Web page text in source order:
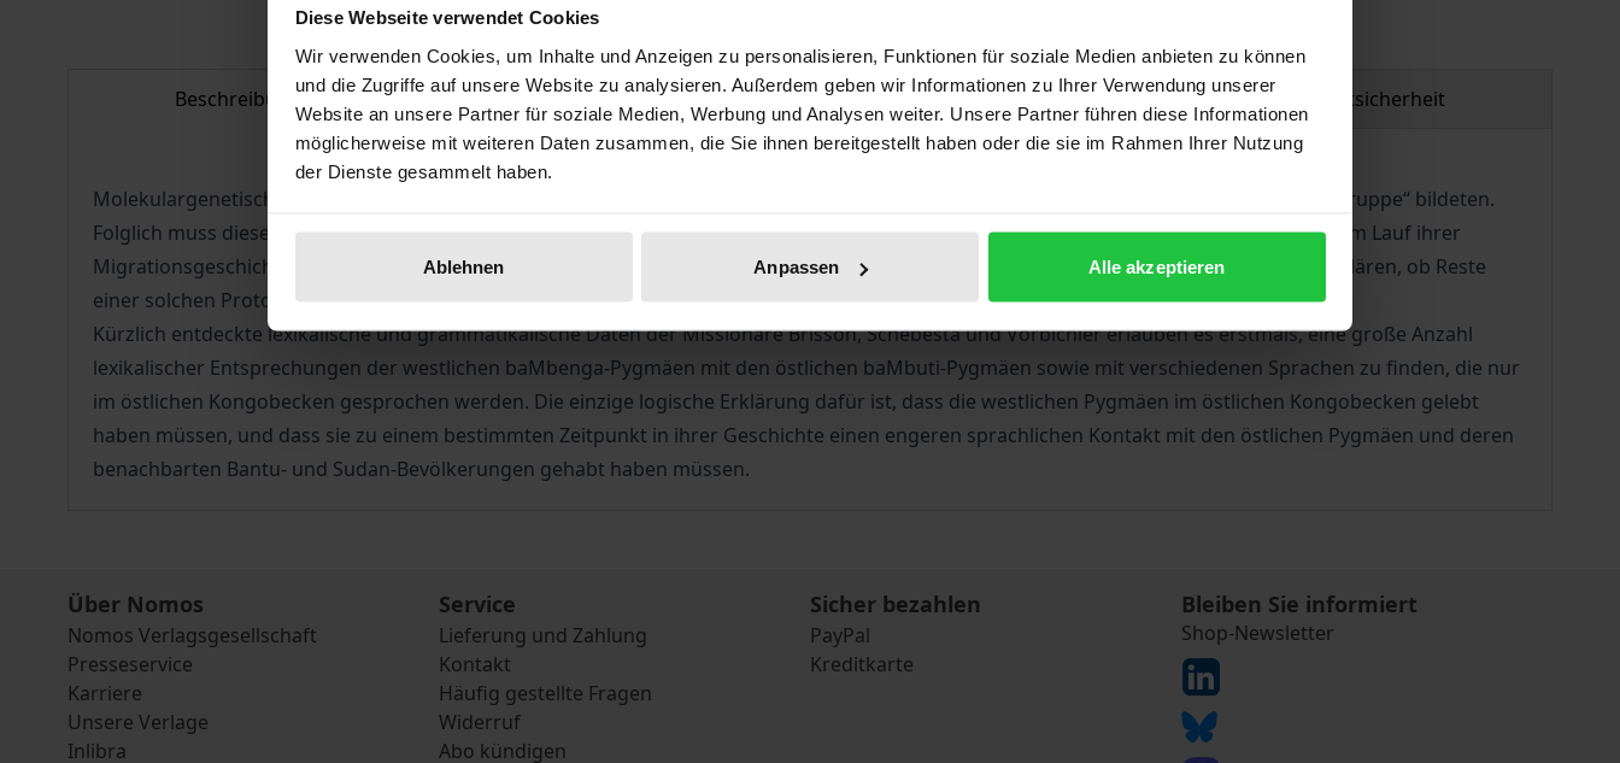
Diese Webseite verwendet Cookies
Wir verwenden Cookies, um Inhalte und Anzeigen zu personalisieren, Funktionen für soziale Medien anbieten zu können
und die Zugriffe auf unsere Website zu analysieren. Außerdem geben wir Informationen zu Ihrer Verwendung unserer
Website an unsere Partner für soziale Medien, Werbung und Analysen weiter. Unsere Partner führen diese Informationen
möglicherweise mit weiteren Daten zusammen, die Sie ihnen bereitgestellt haben oder die sie im Rahmen Ihrer Nutzung
der Dienste gesammelt haben.
Ablehnen Anpassen Alle akzeptieren
Beschreibung Bibliografische Angaben Rezensionen Produktsicherheit
Molekulargenetische Daten belegen, dass westliche und östliche Pygmäenvölker in Afrika einst eine autochthone einheitliche „Pygmäengruppe“ bildeten.
Folglich muss diese auch in einer Art Pygmäen-Protosprache kommuniziert haben. Ihr gemeinsames sprachliches Erbe schien sie jedoch im Lauf ihrer
Migrationsgeschichte verloren zu haben. Da die heutigen Pygmäenvölker keine bzw. nur wenig verwandte Sprachen sprechen, bleibt zu klären, ob Reste
einer solchen Protosprache existieren; und wenn ja, wird es möglich sein, auch eine solche Pygmäen-Protosprache zu rekonstruieren?
Kürzlich entdeckte lexikalische und grammatikalische Daten der Missionare Brisson, Schebesta und Vorbichler erlauben es erstmals, eine große Anzahl
lexikalischer Entsprechungen der westlichen baMbenga-Pygmäen mit den östlichen baMbuti-Pygmäen sowie mit verschiedenen Sprachen zu finden, die nur
im östlichen Kongobecken gesprochen werden. Die einzige logische Erklärung dafür ist, dass die westlichen Pygmäen im östlichen Kongobecken gelebt
haben müssen, und dass sie zu einem bestimmten Zeitpunkt in ihrer Geschichte einen engeren sprachlichen Kontakt mit den östlichen Pygmäen und deren
benachbarten Bantu- und Sudan-Bevölkerungen gehabt haben müssen.
Über Nomos
Nomos Verlagsgesellschaft
Presseservice
Karriere
Unsere Verlage
Inlibra
Service
Lieferung und Zahlung
Kontakt
Häufig gestellte Fragen
Widerruf
Abo kündigen
Sicher bezahlen
PayPal
Kreditkarte
Bleiben Sie informiert
Shop-Newsletter